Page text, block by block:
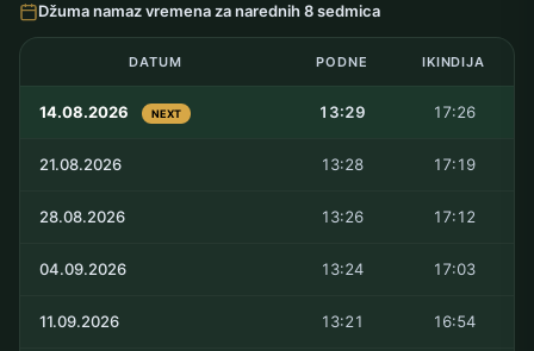
Džuma namaz vremena za narednih 8 sedmica
DATUM PODNE IKINDIJA
14.08.2026 NEXT 13:29 17:26
21.08.2026 13:28 17:19
28.08.2026 13:26 17:12
04.09.2026 13:24 17:03
11.09.2026 13:21 16:54